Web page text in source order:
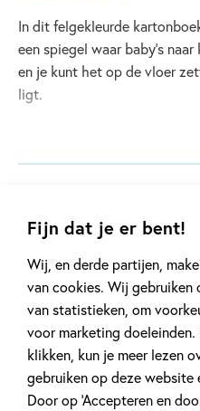
Fijn dat je er bent!
Wij, en derde partijen,
van cookies. Wij
van statistieken, om
voor marketing doeleinden.
klikken, kun je meer lezen
gebruiken op deze website
Door op ‘Accepteren en
In dit felgekleurde
een spiegel waar baby's
en je kunt het op de vloer
ligt.
ISBN: 9781806073580
NUR:
276
Type: Hardcover
Auteur(s):
Rosie Dickins
Illustrator: Stella Baggott
Prijs: 9,99
Aantal pagina's: 12
Zoek een boekhandel in de
Schrijf een review